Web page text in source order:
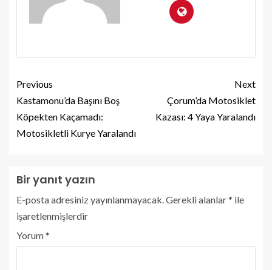
Previous
Kastamonu’da Başını Boş
Köpekten Kaçamadı:
Motosikletli Kurye Yaralandı
Next
Çorum’da Motosiklet
Kazası: 4 Yaya Yaralandı
Bir yanıt yazın
E-posta adresiniz yayınlanmayacak.Gerekli alanlar* ile
işaretlenmişlerdir
Yorum*